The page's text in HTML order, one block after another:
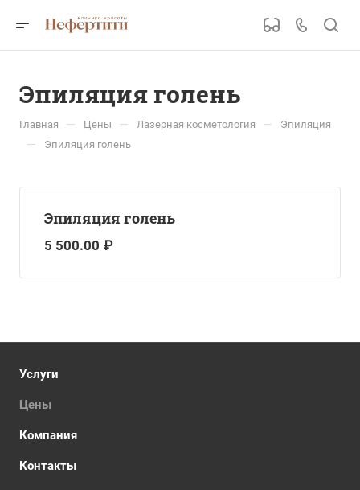
Эпиляция голень
Главная — Цены — Лазерная косметология — Эпиляция
— Эпиляция голень
Эпиляция голень
5 500.00 ₽
Услуги
Цены
Компания
Контакты